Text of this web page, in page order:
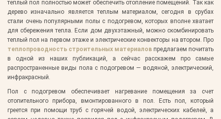
теплый пол полностью может обеспечить отопление помещений. Так как
дерево изначально является теплым материалом, сегодня в срубах
стали очень популярными полы с подогревом, которых вполне хватает
для сбережения тепла. Если дом двухэтажный, можно скомбинировать
теплый пол на первом этаже и электрические конвекторы на втором. Про
теплопроводность строительных материалов предлагаем почитать
в одной из наших публикаций, а сейчас расскажем про самые
распространенные виды пола с подогревом — водяной, электрический,
инфракрасный.
Пол с подогревом обеспечивает нагревание помещения за счет
отопительного прибора, вмонтированного в пол. Есть пол, который
греется при помощи труб с горячей водой, электрических кабелей, а